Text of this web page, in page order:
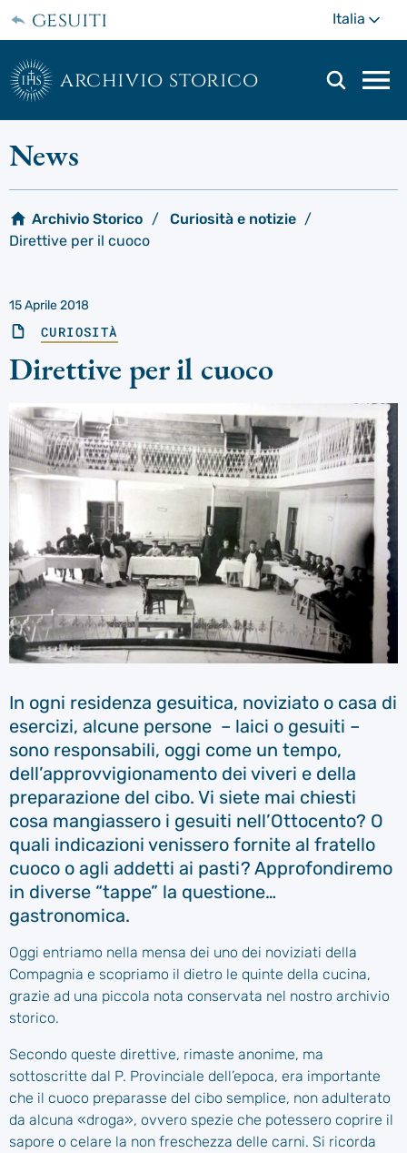
contenuto
principale
gesuiti Italia
archivio storico
di
News
Archivio Storico
Curiosità e notizie
Direttive per il cuoco
15 Aprile 2018
CURIOSITÀ
Direttive per il cuoco
In ogni residenza gesuitica, noviziato o casa di
esercizi, alcune persone – laici o gesuiti –
sono responsabili, oggi come un tempo,
dell’approvvigionamento dei viveri e della
preparazione del cibo. Vi siete mai chiesti
cosa mangiassero i gesuiti nell’Ottocento? O
quali indicazioni venissero fornite al fratello
cuoco o agli addetti ai pasti? Approfondiremo
in diverse “tappe” la questione…
gastronomica.
Oggi entriamo nella mensa dei uno dei noviziati della
Compagnia e scopriamo il dietro le quinte della cucina,
grazie ad una piccola nota conservata nel nostro archivio
storico.
Secondo queste direttive, rimaste anonime, ma
sottoscritte dal P. Provinciale dell’epoca, era importante
che il cuoco preparasse del cibo semplice, non adulterato
da alcuna «droga», ovvero spezie che potessero coprire il
sapore o celare la non freschezza delle carni. Si ricorda